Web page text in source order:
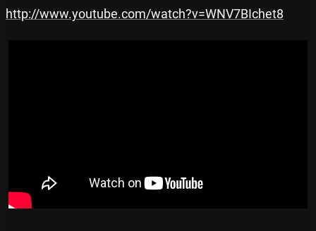
http://www.youtube.com/watch?v=WNV7BIchet8